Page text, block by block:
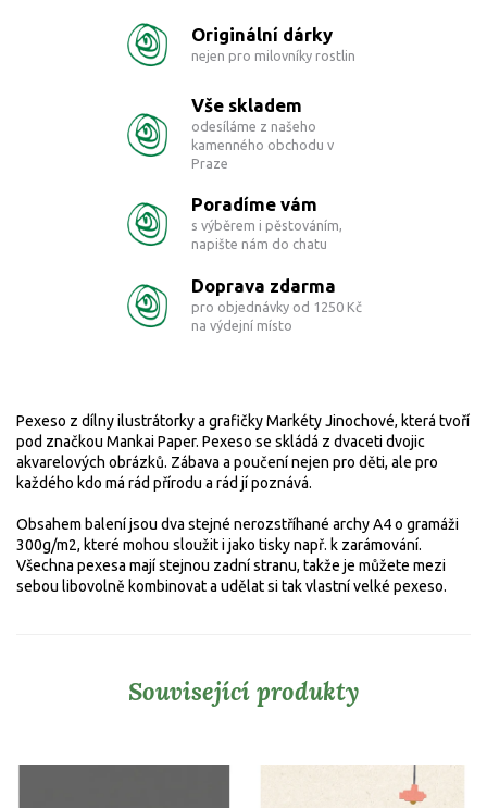
Originální dárky
nejen pro milovníky rostlin
Vše skladem
odesíláme z našeho
kamenného obchodu v
Praze
Poradíme vám
s výběrem i pěstováním,
napište nám do chatu
Doprava zdarma
pro objednávky od 1250 Kč
na výdejní místo
Související produkty
Pexeso z dílny ilustrátorky a grafičky Markéty Jinochové, která tvoří
pod značkou Mankai Paper. Pexeso se skládá z dvaceti dvojic
akvarelových obrázků. Zábava a poučení nejen pro děti, ale pro
každého kdo má rád přírodu a rád jí poznává.
Obsahem balení jsou dva stejné nerozstříhané archy A4 o gramáži
300g/m2, které mohou sloužit i jako tisky např. k zarámování.
Všechna pexesa mají stejnou zadní stranu, takže je můžete mezi
sebou libovolně kombinovat a udělat si tak vlastní velké pexeso.